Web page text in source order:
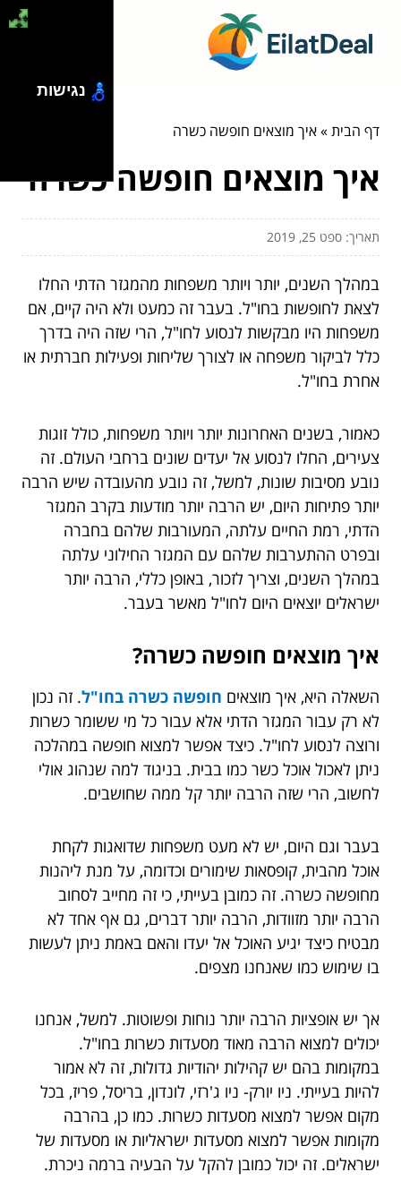
דף הבית»איך מוצאים חופשה כשרה
איך מוצאים חופשה כשרה
תאריך: ספט 25, 2019
במהלך השנים, יותר ויותר משפחות מהמגזר הדתי החלו
לצאת לחופשות בחו"ל. בעבר זה כמעט ולא היה קיים, אם
משפחות היו מבקשות לנסוע לחו"ל, הרי שזה היה בדרך
כלל לביקור משפחה או לצורך שליחות ופעילות חברתית או
אחרת בחו"ל.
כאמור, בשנים האחרונות יותר ויותר משפחות, כולל זוגות
צעירים, החלו לנסוע אל יעדים שונים ברחבי העולם. זה
נובע מסיבות שונות, למשל, זה נובע מהעובדה שיש הרבה
יותר פתיחות היום, יש הרבה יותר מודעות בקרב המגזר
הדתי, רמת החיים עלתה, המעורבות שלהם בחברה
ובפרט ההתערבות שלהם עם המגזר החילוני עלתה
במהלך השנים, וצריך לזכור, באופן כללי, הרבה יותר
ישראלים יוצאים היום לחו"ל מאשר בעבר.
איך מוצאים חופשה כשרה?
השאלה היא, איך מוצאים חופשה כשרה בחו"ל. זה נכון
לא רק עבור המגזר הדתי אלא עבור כל מי ששומר כשרות
ורוצה לנסוע לחו"ל. כיצד אפשר למצוא חופשה במהלכה
ניתן לאכול אוכל כשר כמו בבית. בניגוד למה שנהוג אולי
לחשוב, הרי שזה הרבה יותר קל ממה שחושבים.
בעבר וגם היום, יש לא מעט משפחות שדואגות לקחת
אוכל מהבית, קופסאות שימורים וכדומה, על מנת ליהנות
מחופשה כשרה. זה כמובן בעייתי, כי זה מחייב לסחוב
הרבה יותר מזוודות, הרבה יותר דברים, גם אף אחד לא
מבטיח כיצד יגיע האוכל אל יעדו והאם באמת ניתן לעשות
בו שימוש כמו שאנחנו מצפים.
אך יש אופציות הרבה יותר נוחות ופשוטות. למשל, אנחנו
יכולים למצוא הרבה מאוד מסעדות כשרות בחו"ל.
במקומות בהם יש קהילות יהודיות גדולות, זה לא אמור
להיות בעייתי. ניו יורק- ניו ג'רזי, לונדון, בריסל, פריז, בכל
מקום אפשר למצוא מסעדות כשרות. כמו כן, בהרבה
מקומות אפשר למצוא מסעדות ישראליות או מסעדות של
ישראלים. זה יכול כמובן להקל על הבעיה ברמה ניכרת.
נגישות